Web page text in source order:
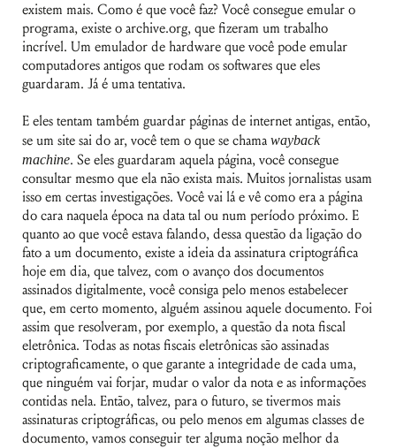
existem mais. Como é que você faz? Você consegue emular o
programa, existe o archive.org, que fizeram um trabalho
incrível. Um emulador de hardware que você pode emular
computadores antigos que rodam os softwares que eles
guardaram. Já é uma tentativa.
E eles tentam também guardar páginas de internet antigas, então,
se um site sai do ar, você tem o que se chamawayback
machine. Se eles guardaram aquela página, você consegue
consultar mesmo que ela não exista mais. Muitos jornalistas usam
isso em certas investigações. Você vai lá e vê como era a página
do cara naquela época na data tal ou num período próximo. E
quanto ao que você estava falando, dessa questão da ligação do
fato a um documento, existe a ideia da assinatura criptográfica
hoje em dia, que talvez, com o avanço dos documentos
assinados digitalmente, você consiga pelo menos estabelecer
que, em certo momento, alguém assinou aquele documento. Foi
assim que resolveram, por exemplo, a questão da nota fiscal
eletrônica. Todas as notas fiscais eletrônicas são assinadas
criptograficamente, o que garante a integridade de cada uma,
que ninguém vai forjar, mudar o valor da nota e as informações
contidas nela. Então, talvez, para o futuro, se tivermos mais
assinaturas criptográficas, ou pelo menos em algumas classes de
documento, vamos conseguir ter alguma noção melhor da